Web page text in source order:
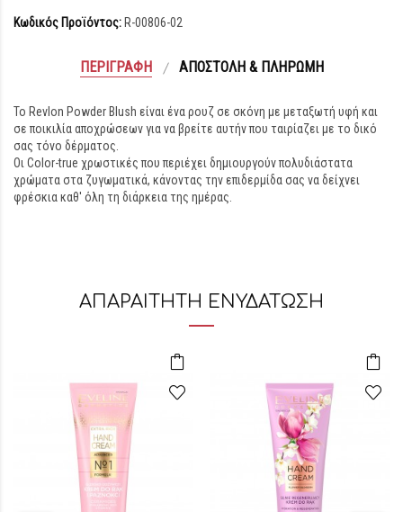
Κωδικός Προϊόντος: R-00806-02
ΠΕΡΙΓΡΑΦΉ ΑΠΟΣΤΟΛΉ & ΠΛΗΡΩΜΉ
Το Revlon Powder Blush είναι ένα ρουζ σε σκόνη με μεταξωτή υφή και
σε ποικιλία αποχρώσεων για να βρείτε αυτήν που ταιρίαζει με το δικό
σας τόνο δέρματος.
Οι Color-true χρωστικές που περιέχει δημιουργούν πολυδιάστατα
χρώματα στα ζυγωματικά, κάνοντας την επιδερμίδα σας να δείχνει
φρέσκια καθ' όλη τη διάρκεια της ημέρας.
ΑΠΑΡΑΙΤΗΤΗ ΕΝΥΔΑΤΩΣΗ